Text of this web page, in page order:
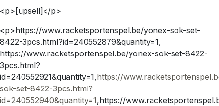
<p>[upsell]</p>
<p>https://www.racketsportenspel.be/yonex-sok-set-
8422-3pcs.html?id=240552879&quantity=1,
https://www.racketsportenspel.be/yonex-sok-set-8422-
3pcs.html?
id=240552921&quantity=1,https://
sok-set-8422-3pcs.html?
id=240552940&quantity=1,https://